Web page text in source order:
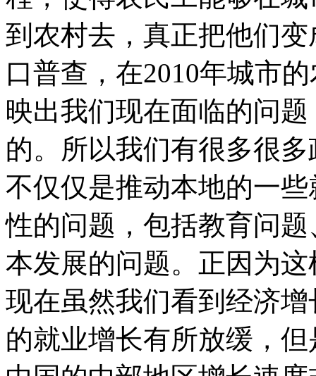
到农村去，真正把他们
口普查，在2010年城市
映出我们现在面临的问
的。所以我们有很多很
不仅仅是推动本地的一
性的问题，包括教育问
本发展的问题。正因为
现在虽然我们看到经济
的就业增长有所放缓，